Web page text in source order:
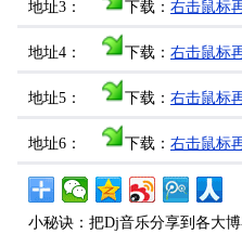
地址3： 下载： 右击鼠标
地址4： 下载： 右击鼠标
地址5： 下载： 右击鼠标
地址6： 下载： 右击鼠标
小秘诀：把Dj音乐分享到各大